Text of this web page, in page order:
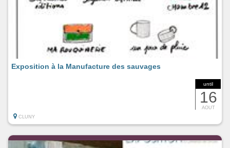
until
16
AOUT
Exposition à la Manufacture des sauvages
CLUNY